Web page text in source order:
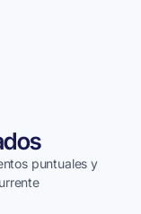
puntuales y